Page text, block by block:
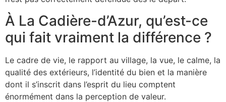
À La Cadière-d’Azur, qu’est-ce
qui fait vraiment la différence ?
Le cadre de vie, le rapport au village, la vue, le calme, la
qualité des extérieurs, l’identité du bien et la manière
dont il s’inscrit dans l’esprit du lieu comptent
énormément dans la perception de valeur.